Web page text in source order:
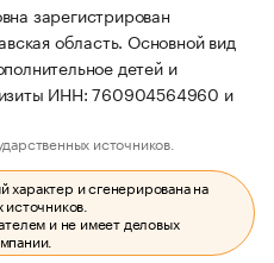
зарегистрирован
область. Основной вид
детей и
ИНН: 760904564960 и
источников.
и сгенерирована на
и не имеет деловых